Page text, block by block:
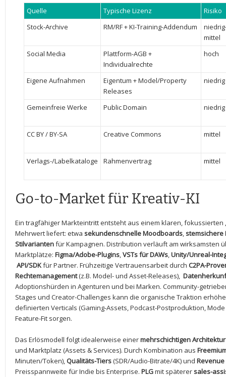
Quelle Typische ‍Lizenz
Risiko
Stock-Archive
RM/RF + KI-Training-Addendum
mittel
Social⁣ Media
Plattform-AGB +‌
Individualrechte
hoch
Eigene Aufnahmen
Eigentum ​+ Model/Property
Releases
niedrig
Gemeinfreie Werke Public Domain niedrig
CC BY / BY-SA Creative‍ Commons mittel
Verlags-/Labelkataloge Rahmenvertrag mittel
Go-to-Market​ für Kreativ-KI
Ein tragfähiger Markteintritt entsteht aus einem ⁤klaren,⁤ fokussierten
Mehrwert liefert: ‌etwa sekundenschnelle Moodboards,stemsichere
Stilvarianten‍für Kampagnen. Distribution verläuft am wirksamsten
Marktplätze: Figma/Adobe-Plugins,VSTs für DAWs,Unity/Unreal-
API/SDKfür⁣ Partner. Frühzeitige Vertrauensarbeit durch C2PA-
Rechtemanagement(z.B. Model- und Asset-Releases), ⁢
Adoptionshürden in Agenturen⁤ und bei Marken.‍ Community-
Stages und Creator-Challenges kann die organische Traktion
definierten Verticals (Gaming-Assets, Podcast-Postproduktion,
Feature-Fit sorgen.
Das Erlösmodell folgt idealerweise ‍einermehrschichtigen Architektur
und Marktplatz (Assets & Services). Durch‍ Kombination aus
Minuten/Token),Qualitäts-Tiers(SDR/Audio-Bitrate/4K) und⁤
Preisspannweite ​für‌ Indie ‌bis Enterprise. PLGmit⁣ späterersales-